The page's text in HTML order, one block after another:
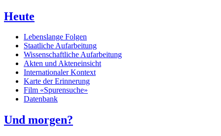
Heute
Lebenslange Folgen
Staatliche Aufarbeitung
Wissenschaftliche Aufarbeitung
Akten und Akteneinsicht
Internationaler Kontext
Karte der Erinnerung
Film «Spurensuche»
Datenbank
Und morgen?